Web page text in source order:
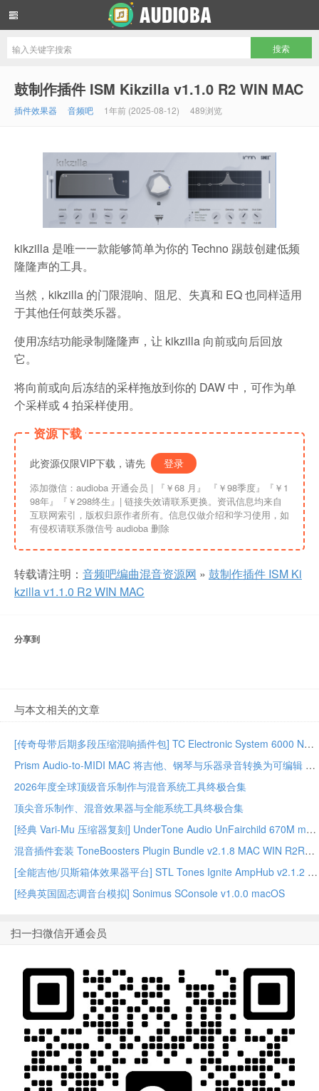
鼓制作插件 ISM Kikzilla v1.1.0 R2 WIN MAC
插件效果器 音频吧 1年前 (2025-08-12) 489浏览
kikzilla 是唯一一款能够简单为你的 Techno 踢鼓创建低频
隆隆声的工具。
当然，kikzilla 的门限混响、阻尼、失真和 EQ 也同样适用
于其他任何鼓类乐器。
使用冻结功能录制隆隆声，让 kikzilla 向前或向后回放
它。
将向前或向后冻结的采样拖放到你的 DAW 中，可作为单
个采样或 4 拍采样使用。
资源下载
此资源仅限VIP下载，请先 登录
添加微信：audioba 开通会员 | 『￥68 月』 『￥98季度』『￥1
98年』『￥298终生』| 链接失效请联系更换。资讯信息均来自
互联网索引，版权归原作者所有。信息仅做介绍和学习使用，如
有侵权请联系微信号 audioba 删除
转载请注明： 音频吧编曲混音资源网 » 鼓制作插件 ISM Ki
kzilla v1.1.0 R2 WIN MAC
分享到
与本文相关的文章
[传奇母带后期多段压缩混响插件包] TC Electronic System 6000 Native Series Bundle 02.2026-GUISEPPE [MacOSX]（203MB）
Prism Audio-to-MIDI MAC 将吉他、钢琴与乐器录音转换为可编辑 MIDI
2026年度全球顶级音乐制作与混音系统工具终极合集
顶尖音乐制作、混音效果器与全能系统工具终极合集
[经典 Vari-Mu 压缩器复刻] UnderTone Audio UnFairchild 670M mkII v1.0.8 WiN/MAC – BUBBiX
混音插件套装 ToneBoosters Plugin Bundle v2.1.8 MAC WIN R2R版本
[全能吉他/贝斯箱体效果器平台] STL Tones Ignite AmpHub v2.1.2 2026.07 WiN – ItUsed
[经典英国固态调音台模拟] Sonimus SConsole v1.0.0 macOS
扫一扫微信开通会员